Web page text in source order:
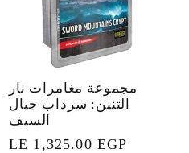
مجموعة مغامرات نار
التنين: سرداب جبال
السيف
السعر
LE 1,325.00 EGP